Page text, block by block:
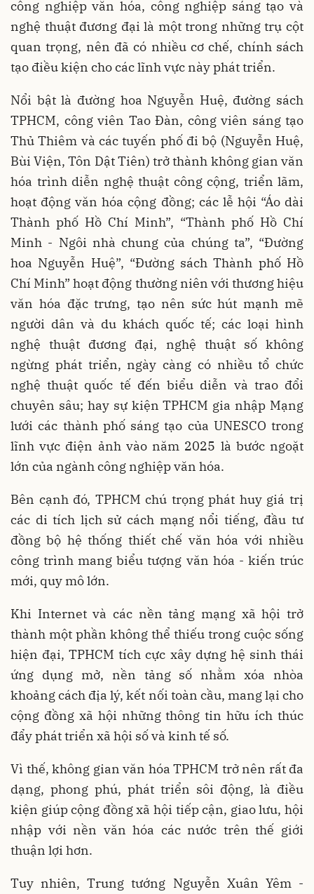
công nghiệp văn hóa, công nghiệp sáng tạo và
nghệ thuật đương đại là một trong những trụ cột
quan trọng, nên đã có nhiều cơ chế, chính sách
tạo điều kiện cho các lĩnh vực này phát triển.
Nổi bật là đường hoa Nguyễn Huệ, đường sách
TPHCM, công viên Tao Đàn, công viên sáng tạo
Thủ Thiêm và các tuyến phố đi bộ (Nguyễn Huệ,
Bùi Viện, Tôn Dật Tiên) trở thành không gian văn
hóa trình diễn nghệ thuật công cộng, triển lãm,
hoạt động văn hóa cộng đồng; các lễ hội “Áo dài
Thành phố Hồ Chí Minh”, “Thành phố Hồ Chí
Minh - Ngôi nhà chung của chúng ta”, “Đường
hoa Nguyễn Huệ”, “Đường sách Thành phố Hồ
Chí Minh” hoạt động thường niên với thương hiệu
văn hóa đặc trưng, tạo nên sức hút mạnh mẽ
người dân và du khách quốc tế; các loại hình
nghệ thuật đương đại, nghệ thuật số không
ngừng phát triển, ngày càng có nhiều tổ chức
nghệ thuật quốc tế đến biểu diễn và trao đổi
chuyên sâu; hay sự kiện TPHCM gia nhập Mạng
lưới các thành phố sáng tạo của UNESCO trong
lĩnh vực điện ảnh vào năm 2025 là bước ngoặt
lớn của ngành công nghiệp văn hóa.
Bên cạnh đó, TPHCM chú trọng phát huy giá trị
các di tích lịch sử cách mạng nổi tiếng, đầu tư
đồng bộ hệ thống thiết chế văn hóa với nhiều
công trình mang biểu tượng văn hóa - kiến trúc
mới, quy mô lớn.
Khi Internet và các nền tảng mạng xã hội trở
thành một phần không thể thiếu trong cuộc sống
hiện đại, TPHCM tích cực xây dựng hệ sinh thái
ứng dụng mở, nền tảng số nhằm xóa nhòa
khoảng cách địa lý, kết nối toàn cầu, mang lại cho
cộng đồng xã hội những thông tin hữu ích thúc
đẩy phát triển xã hội số và kinh tế số.
Vì thế, không gian văn hóa TPHCM trở nên rất đa
dạng, phong phú, phát triển sôi động, là điều
kiện giúp cộng đồng xã hội tiếp cận, giao lưu, hội
nhập với nền văn hóa các nước trên thế giới
thuận lợi hơn.
Tuy nhiên, Trung tướng Nguyễn Xuân Yêm -